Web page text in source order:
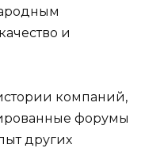
и
компаний,
форумы
других